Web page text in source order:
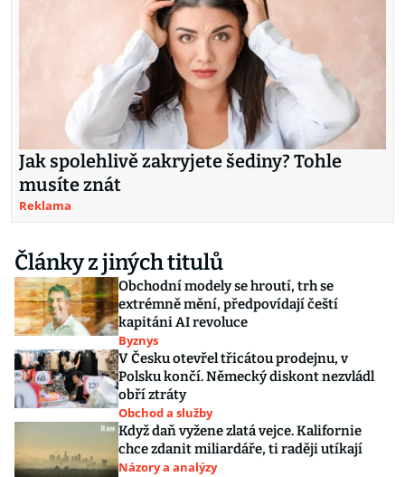
Jak spolehlivě zakryjete šediny? Tohle
musíte znát
Reklama
Články z jiných titulů
Obchodní modely se hroutí, trh se
extrémně mění, předpovídají čeští
kapitáni AI revoluce
Byznys
V Česku otevřel třicátou prodejnu, v
Polsku končí. Německý diskont nezvládl
obří ztráty
Obchod a služby
Když daň vyžene zlatá vejce. Kalifornie
chce zdanit miliardáře, ti raději utíkají
Názory a analýzy